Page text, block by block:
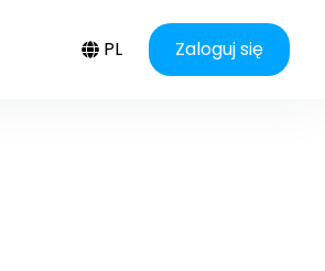
PL Zaloguj się